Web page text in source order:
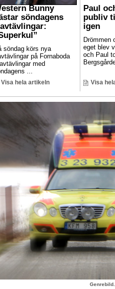
Bunny
söndagens
söndag körs nya
på Fornaboda
med
...
Visa hela artikeln
Paul
publiv
igen
Drömmen
eget blev
och Paul
Visa